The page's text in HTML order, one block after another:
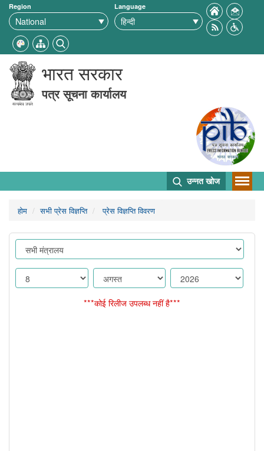
Region Language
भारत सरकार
पत्र सूचना कार्यालय
उन्नत खोज
होम सभी प्रेस विज्ञप्ति प्रेस विज्ञप्ति विवरण
***कोई रिलीज उपलब्ध नहीं है***